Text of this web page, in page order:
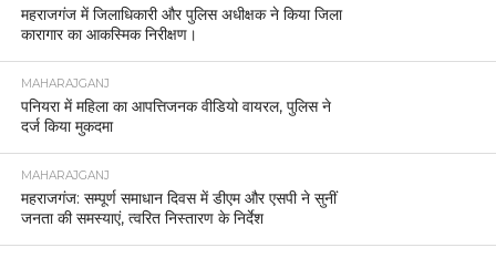
महराजगंज में जिलाधिकारी और पुलिस अधीक्षक ने किया जिला
कारागार का आकस्मिक निरीक्षण।
MAHARAJGANJ
पनियरा में महिला का आपत्तिजनक वीडियो वायरल, पुलिस ने
दर्ज किया मुकदमा
MAHARAJGANJ
महराजगंज: सम्पूर्ण समाधान दिवस में डीएम और एसपी ने सुनीं
जनता की समस्याएं, त्वरित निस्तारण के निर्देश